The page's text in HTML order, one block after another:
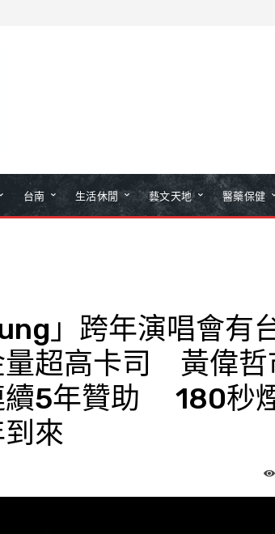
台南 生活休閒 藝文天地 醫藥保健
」跨年演唱會有
量超高卡司 黃偉哲
續5年贊助 180秒
來